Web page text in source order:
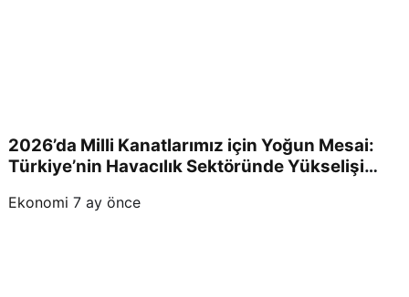
2026’da Milli Kanatlarımız için Yoğun Mesai:
Türkiye’nin Havacılık Sektöründe Yükselişi
Ekonomi 7 ay önce